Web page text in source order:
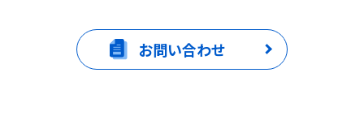
お問い合わせ